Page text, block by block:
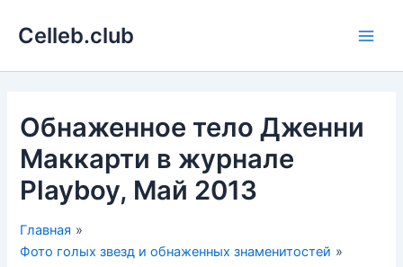
Celleb.club
Обнаженное тело Дженни
Маккарти в журнале
Playboy, Май 2013
Главная
Фото голых звезд и обнаженных знаменитостей